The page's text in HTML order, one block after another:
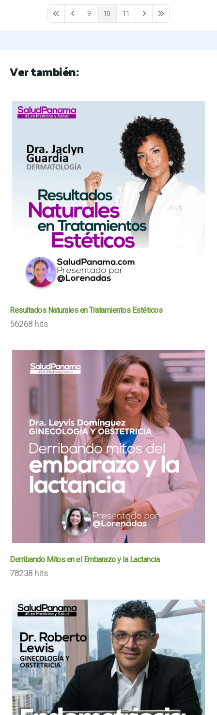
First PagePrevious Page
9 10 11
Next PageLast Page
Ver también:
Resultados Naturales en Tratamientos Estéticos
56268 hits
Derribando Mitos en el Embarazo y la Lactancia
78238 hits